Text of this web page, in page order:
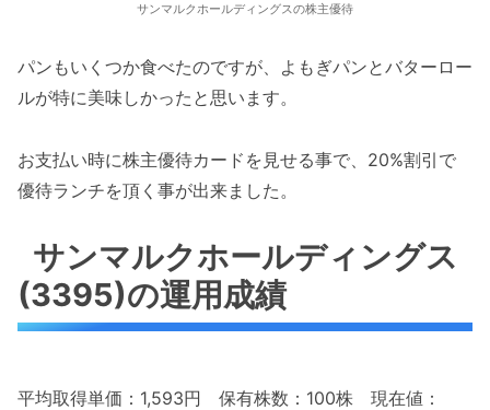
サンマルクホールディングスの株主優待
パンもいくつか食べたのですが、よもぎパンとバターロー
ルが特に美味しかったと思います。
お支払い時に株主優待カードを見せる事で、20%割引で
優待ランチを頂く事が出来ました。
サンマルクホールディングス
(3395)の運用成績
平均取得単価：1,593円 保有株数：100株 現在値：